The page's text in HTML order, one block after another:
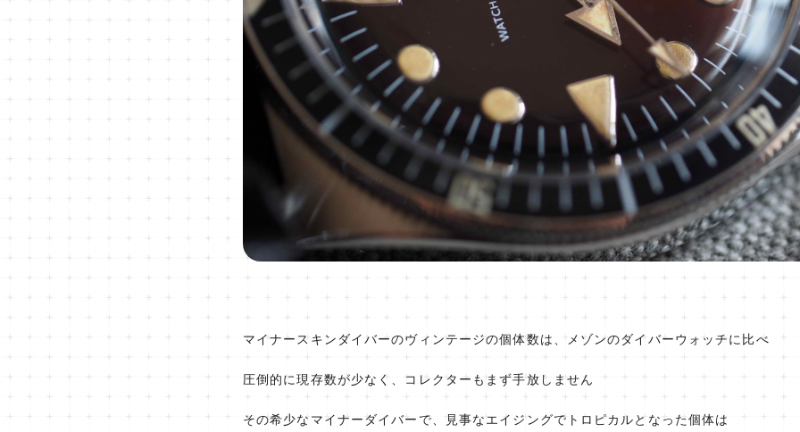
マイナースキンダイバーのヴィンテージの個体数は、メゾンのダイバーウォッチに比べ
圧倒的に現存数が少なく、コレクターもまず手放しません
その希少なマイナーダイバーで、見事なエイジングでトロピカルとなった個体は